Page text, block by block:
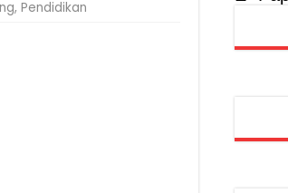
Mutiara Sentosa II di RS PHC Surabaya
di Perairan Sumenep
Nilai Agama
Kolaborasi Industri Kreatif dan Fashion
, Pendidikan